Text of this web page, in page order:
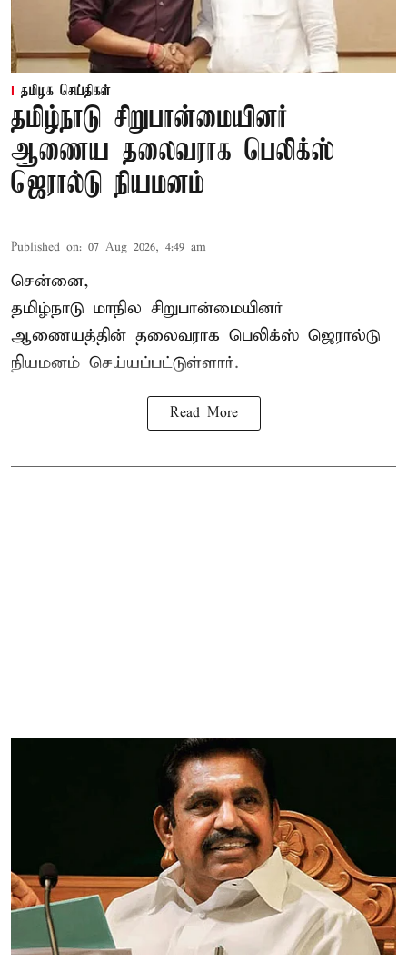
தமிழக செய்திகள்
தமிழ்நாடு சிறுபான்மையினர்
ஆணைய தலைவராக பெலிக்ஸ்
ஜெரால்டு நியமனம்
Published on: 07 Aug 2026, 4:49 am
சென்னை,
தமிழ்நாடு மாநில சிறுபான்மையினர்
ஆணையத்தின் தலைவராக பெலிக்ஸ் ஜெரால்டு
நியமனம் செய்யப்பட்டுள்ளார்.
Read More